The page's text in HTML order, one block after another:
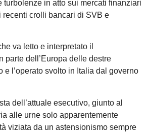
turbolenze in atto sui mercati finanziari
recenti crolli bancari di SVB e
va letto e interpretato il
parte dell’Europa delle destre
e l’operato svolto in Italia dal governo
dell’attuale esecutivo, giunto al
alle urne solo apparentemente
viziata da un astensionismo sempre